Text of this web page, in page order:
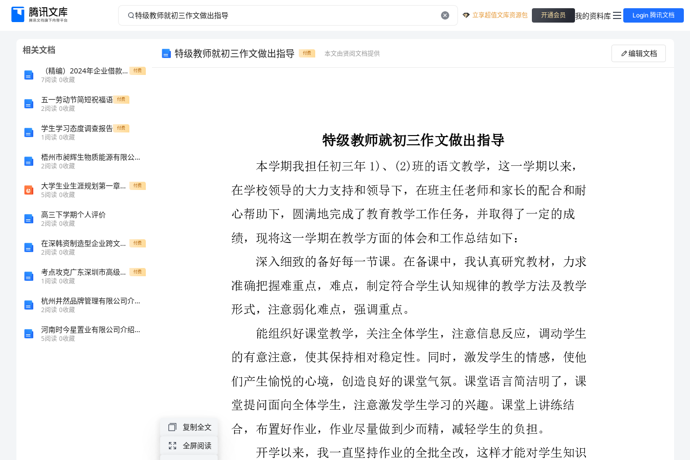
特
立享超值文库资源包 开通会员 我的资料库 Login 腾讯文档
相关文档
（精编）2024年企业借款合同 付费
7阅读 0收藏
五一劳动节简短祝福语 付费
2阅读 0收藏
学生学习态度调查报告 付费
1阅读 0收藏
梧州市昶辉生物质能源有限公司岑溪水汶分公司介绍企业发展分析报告
2阅读 0收藏
大学生业生涯规划第一章认识职业生涯规划 付费
5阅读 0收藏
高三下学期个人评价
2阅读 0收藏
在深韩资制造型企业跨文化冲突对员工行为模式影响分析 付费
2阅读 0收藏
考点攻克广东深圳市高级中学数学人教版七年级下册数据的收集、整理与描述同步练习B卷（附答案详解） 付费
1阅读 0收藏
杭州井然品牌管理有限公司介绍企业发展分析报告
2阅读 0收藏
河南时今星置业有限公司介绍企业发展分析报告
5阅读 0收藏
特级教师就初三作文做出指导 付费 本文由贤阅文档提供 编辑文档
想教育相结合的方式，与学生谈理想、谈目标，激发他们的学习热
情。
坚持听课、评课，注意学习组里老师的教学经历，努力探索适
在学校领导的大力支持和领导下，在班主任老师和家长的配合和耐
心帮助下，圆满地完成了教育教学工作任务，并取得了一定的成
绩，现将这一学期在教学方面的体会和工作总结如下：
准确把握难重点，难点，制定符合学生认知规律的教学方法及教学
形式，注意弱化难点，强调重点。
能组织好课堂教学，关注全体学生，注意信息反应，调动学生
的有意注意，使其保持相对稳定性。同时，激发学生的情感，使他
合，布置好作业，作业尽量做到少而精，减轻学生的负担。
开学以来，我一直坚持作业的全批全改，这样才能对学生知识
复制全文
全屏阅读